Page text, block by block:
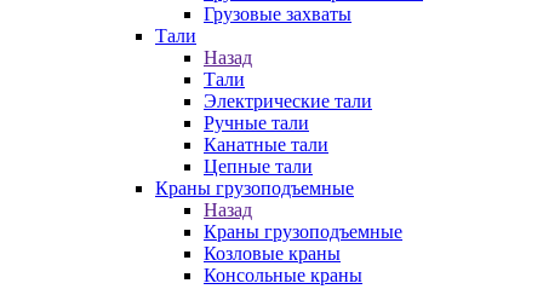
Грузовые захваты
Тали
Назад
Тали
Электрические тали
Ручные тали
Канатные тали
Цепные тали
Краны грузоподъемные
Назад
Краны грузоподъемные
Козловые краны
Консольные краны